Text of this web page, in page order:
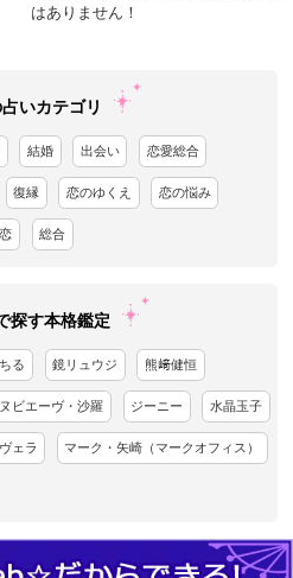
はありません！
いカテゴリ
結婚 出会い 恋愛総合
復縁 恋のゆくえ 恋の悩み
総合
探す本格鑑定
る 鏡リュウジ 熊﨑健恒
ビエーヴ・沙羅 ジーニー 水晶玉子
ェラ マーク・矢崎（マークオフィス）